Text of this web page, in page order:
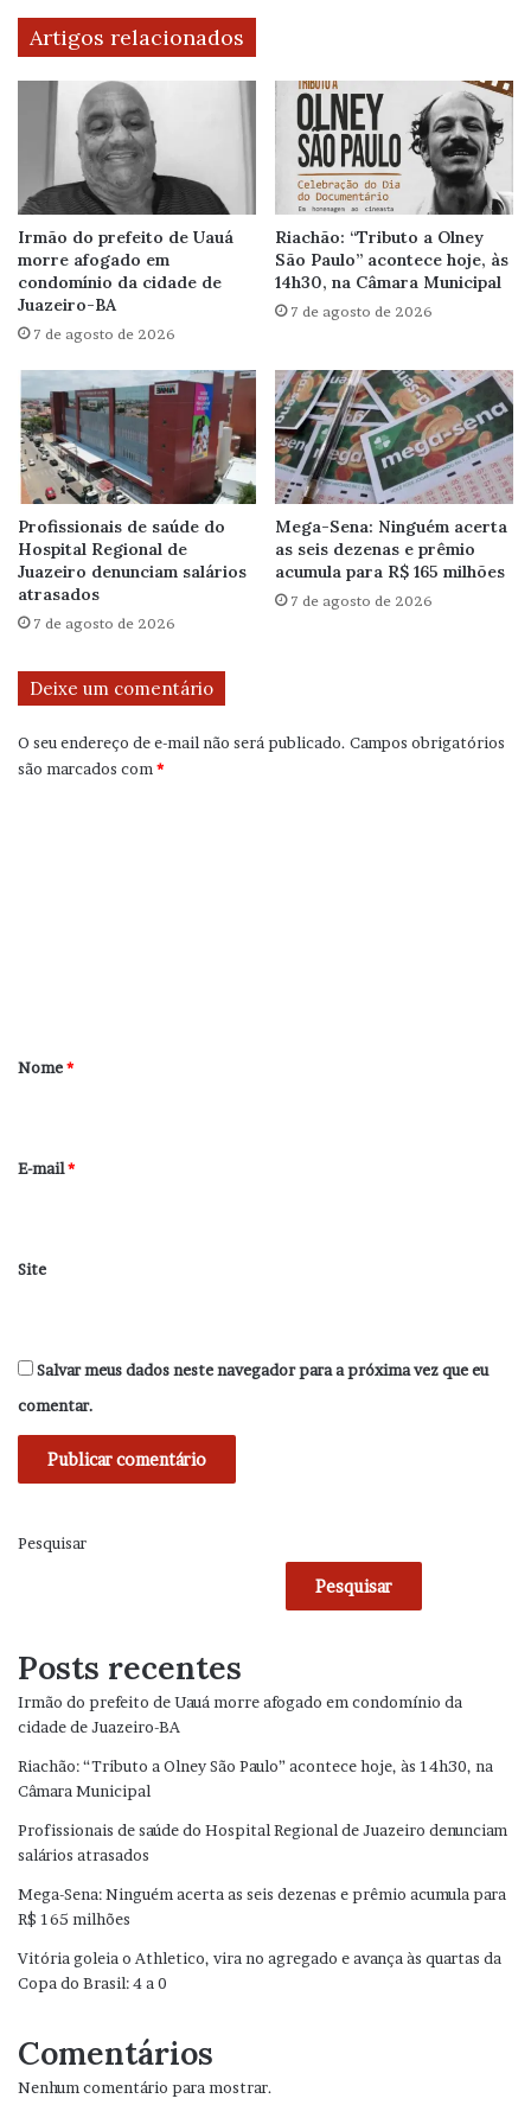
Artigos relacionados
Irmão do prefeito de Uauá
morre afogado em
condomínio da cidade de
Juazeiro-BA
7 de agosto de 2026
Riachão: “Tributo a Olney
São Paulo” acontece hoje, às
14h30, na Câmara Municipal
7 de agosto de 2026
Profissionais de saúde do
Hospital Regional de
Juazeiro denunciam salários
atrasados
7 de agosto de 2026
Mega-Sena: Ninguém acerta
as seis dezenas e prêmio
acumula para R$ 165 milhões
7 de agosto de 2026
Deixe um comentário
O seu endereço de e-mail não será publicado. Campos obrigatórios
são marcados com*
r
*
Nome*
E-mail*
Site
Salvar meus dados neste navegador para a próxima vez que eu
comentar.
Pesquisar
Pesquisar
Posts recentes
Irmão do prefeito de Uauá morre afogado em condomínio da
cidade de Juazeiro-BA
Riachão: “Tributo a Olney São Paulo” acontece hoje, às 14h30, na
Câmara Municipal
Profissionais de saúde do Hospital Regional de Juazeiro denunciam
salários atrasados
Mega-Sena: Ninguém acerta as seis dezenas e prêmio acumula para
R$ 165 milhões
Vitória goleia o Athletico, vira no agregado e avança às quartas da
Copa do Brasil: 4 a 0
Comentários
Nenhum comentário para mostrar.